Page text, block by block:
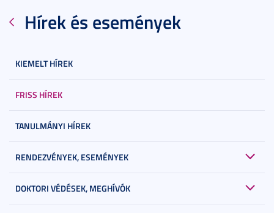
Hírek és események
KIEMELT HÍREK
FRISS HÍREK
TANULMÁNYI HÍREK
RENDEZVÉNYEK, ESEMÉNYEK
DOKTORI VÉDÉSEK, MEGHÍVÓK